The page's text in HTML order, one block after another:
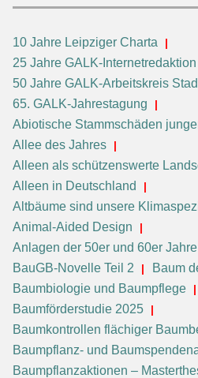
10 Jahre Leipziger Charta
25 Jahre GALK-Internetredaktion
50 Jahre GALK-Arbeitskreis
65. GALK-Jahrestagung
Abiotische Stammschäden
Allee des Jahres
Alleen als schützenswerte
Alleen in Deutschland
Altbäume sind unsere
Animal-Aided Design
Anlagen der 50er und 60er Jahre
BauGB-Novelle Teil 2
Baum
Baumbiologie und Baumpflege
Baumförderstudie 2025
Baumkontrollen flächiger
Baumpflanz- und
Baumpflanzaktionen –